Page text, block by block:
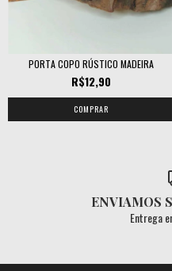
PORTA COPO RÚSTICO MADEIRA
R$12,90
ENVIAMOS
Entrega